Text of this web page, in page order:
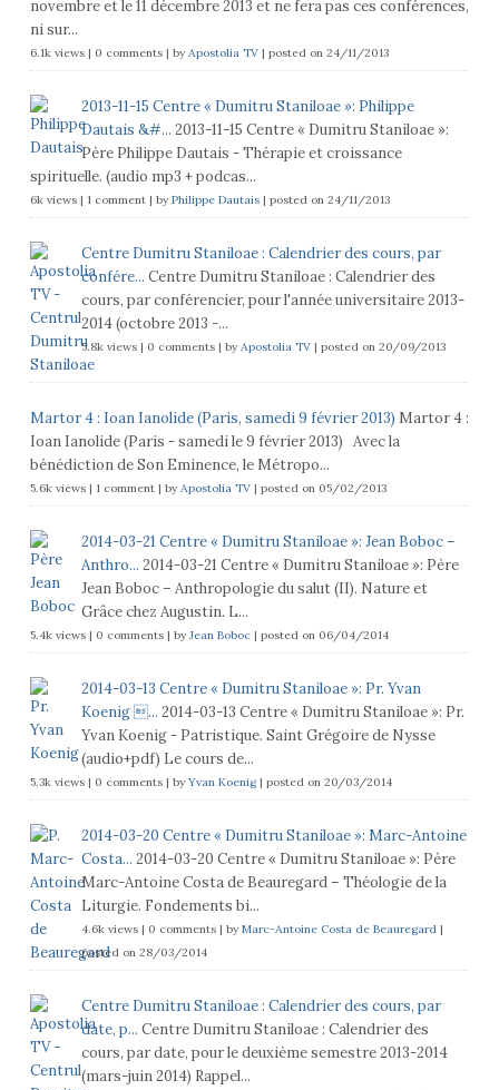
novembre et le 11 décembre 2013 et ne fera pas ces conférences,
ni sur...
6.1k views| 0 comments| byApostolia TV| posted on 24/11/2013
2013-11-15 Centre « Dumitru Staniloae »: Philippe
Dautais &#... 2013-11-15 Centre « Dumitru Staniloae »:
Père Philippe Dautais - Thérapie et croissance
spirituelle. (audio mp3 + podcas...
6k views| 1 comment| byPhilippe Dautais| posted on 24/11/2013
Centre Dumitru Staniloae : Calendrier des cours, par
confére... Centre Dumitru Staniloae : Calendrier des
cours, par conférencier, pour l'année universitaire 2013-
2014 (octobre 2013 -...
5.8k views| 0 comments| byApostolia TV| posted on 20/09/2013
Martor 4 : Ioan Ianolide (Paris, samedi 9 février 2013) Martor 4 :
Ioan Ianolide (Paris - samedi le 9 février 2013) Avec la
bénédiction de Son Eminence, le Métropo...
5.6k views| 1 comment| byApostolia TV| posted on 05/02/2013
2014-03-21 Centre « Dumitru Staniloae »: Jean Boboc –
Anthro... 2014-03-21 Centre « Dumitru Staniloae »: Père
Jean Boboc – Anthropologie du salut (II). Nature et
Grâce chez Augustin. L...
5.4k views| 0 comments| byJean Boboc| posted on 06/04/2014
2014-03-13 Centre « Dumitru Staniloae »: Pr. Yvan
Koenig ... 2014-03-13 Centre « Dumitru Staniloae »: Pr.
Yvan Koenig - Patristique. Saint Grégoire de Nysse
(audio+pdf) Le cours de...
5.3k views| 0 comments| byYvan Koenig| posted on 20/03/2014
2014-03-20 Centre « Dumitru Staniloae »: Marc-Antoine
Costa... 2014-03-20 Centre « Dumitru Staniloae »: Père
Marc-Antoine Costa de Beauregard – Théologie de la
Liturgie. Fondements bi...
4.6k views| 0 comments| byMarc-Antoine Costa de Beauregard|
posted on 28/03/2014
Centre Dumitru Staniloae : Calendrier des cours, par
date, p... Centre Dumitru Staniloae : Calendrier des
cours, par date, pour le deuxième semestre 2013-2014
(mars-juin 2014) Rappel...